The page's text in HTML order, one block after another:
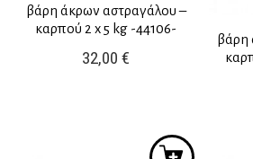
βάρη άκρων αστραγάλου –
καρπού 2 x 5 kg -44106-
32,00€
βάρη